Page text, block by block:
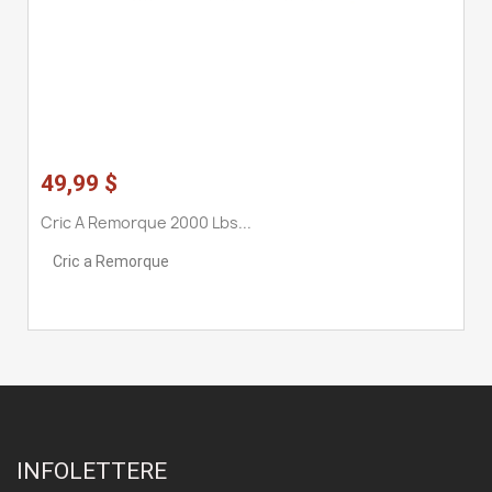
49,99 $
Cric A Remorque 2000 Lbs...
Cric a Remorque
INFOLETTERE